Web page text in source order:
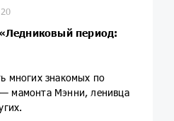
период:
многих знакомых по
мамонта Мэнни, ленивца